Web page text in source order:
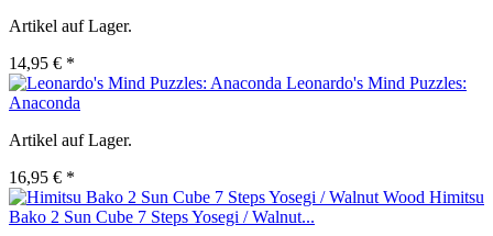
Artikel auf Lager.
14,95 € *
Leonardo's Mind Puzzles:
Anaconda
Artikel auf Lager.
16,95 € *
Himitsu
Bako 2 Sun Cube 7 Steps Yosegi / Walnut...